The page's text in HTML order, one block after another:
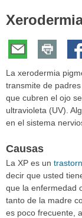
aquí:
La xerodermia
transmite de
que cubren el ojo
ultravioleta (UV).
en el sistema
Causas
La XP es un
decir que usted
que la enfermedad
tanto de la madre
es poco frecuente,